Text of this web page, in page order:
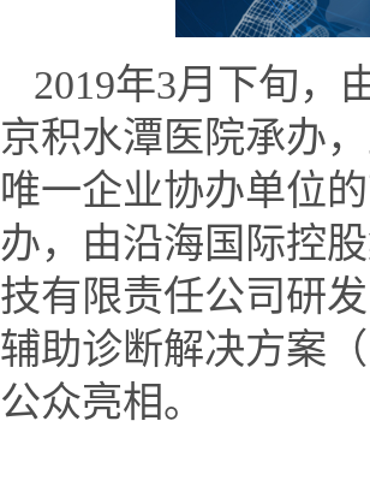
2019年3月下旬，
京积水潭医院承办
唯一企业协办单位
办，由沿海国际控
技有限责任公司研
辅助诊断解决方案
公众亮相。